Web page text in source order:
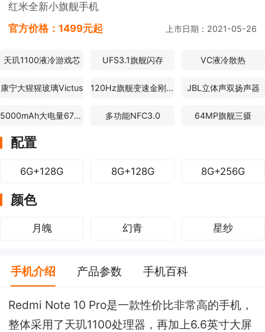
红米全新小旗舰手机
官方价格：1499元起 上市日期：2021-05-26
天玑1100液冷游戏芯 UFS3.1旗舰闪存 VC液冷散热
康宁大猩猩玻璃Victus 120Hz旗舰变速金刚屏 JBL立体声双扬声器
5000mAh大电量67W快充 多功能NFC3.0 64MP旗舰三摄
配置
6G+128G 8G+128G 8G+256G
颜色
月魄 幻青 星纱
手机介绍 产品参数 手机百科
Redmi Note 10 Pro是一款性价比非常高的手机，
整体采用了天玑1100处理器，再加上6.6英寸大屏